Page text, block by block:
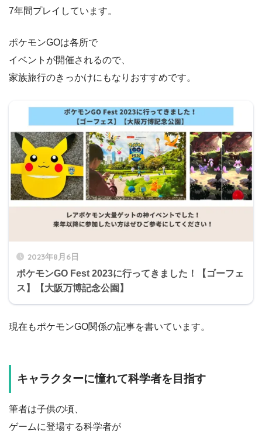
7年間プレイしています。
ポケモンGOは各所で
イベントが開催されるので、
家族旅行のきっかけにもなりおすすめです。
2023年8月6日
ポケモンGO Fest 2023に行ってきました！【ゴーフェ
ス】【大阪万博記念公園】
現在もポケモンGO関係の記事を書いています。
キャラクターに憧れて科学者を目指す
筆者は子供の頃、
ゲームに登場する科学者が